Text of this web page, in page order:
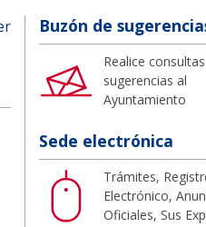
Buzón de
Realice
sugerencias al
Ayuntamiento
Sede electrónica
Trámites,
Electrónico,
Oficiales, Sus